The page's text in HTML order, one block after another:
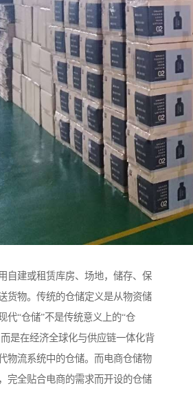
自建或租赁库房、场地，储存、保
货物。传统的仓储定义是从物资储
代“仓储”不是传统意义上的“仓
是在经济全球化与供应链一体化背
物流系统中的仓储。而电商仓储物
完全贴合电商的需求而开设的仓储